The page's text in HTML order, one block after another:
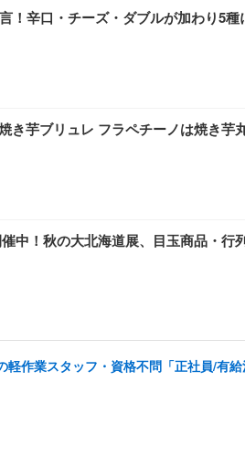
！辛口・チーズ・ダブルが加わり5種
き芋ブリュレ フラペチーノは焼き芋
中！秋の大北海道展、目玉商品・行
軽作業スタッフ・資格不問「正社員/有